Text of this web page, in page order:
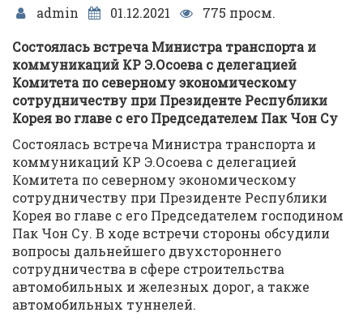
admin 01.12.2021
775 просм.
Состоялась встреча Министра транспорта и
коммуникаций КР Э.Осоева с делегацией
Комитета по северному экономическому
сотрудничеству при Президенте Республики
Корея во главе с его Председателем Пак Чон Су
Состоялась встреча Министра транспорта и
коммуникаций КР Э.Осоева с делегацией
Комитета по северному экономическому
сотрудничеству при Президенте Республики
Корея во главе с его Председателем господином
Пак Чон Су. В ходе встречи стороны обсудили
вопросы дальнейшего двухстороннего
сотрудничества в сфере строительства
автомобильных и железных дорог, а также
автомобильных туннелей.